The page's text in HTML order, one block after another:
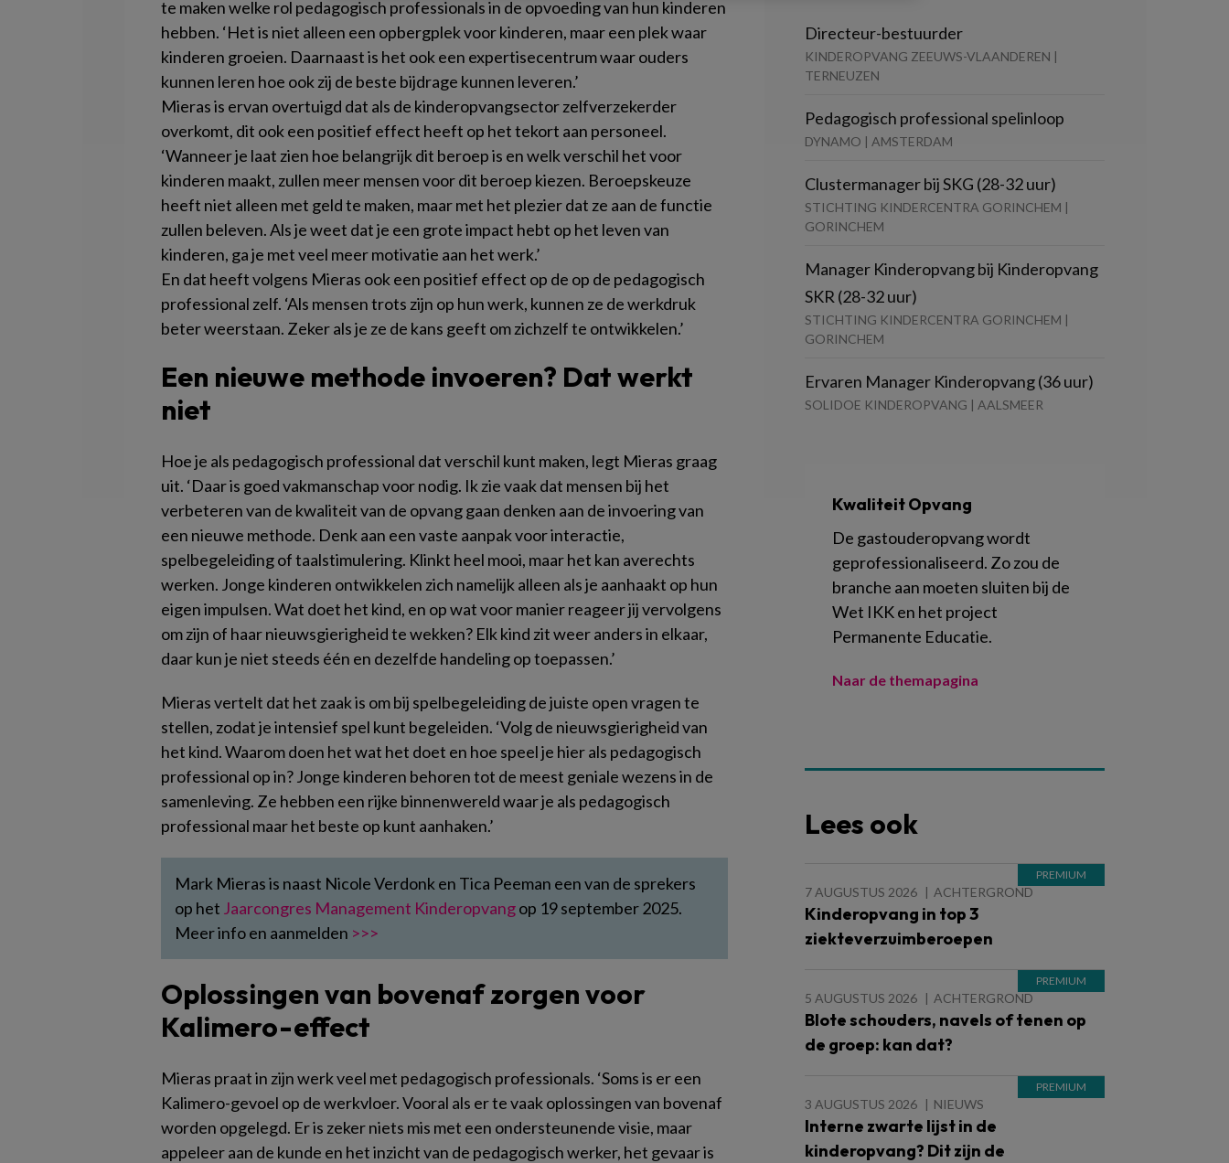
te maken welke rol pedagogisch professionals in de opvoeding van hun kinderen
hebben. ‘Het is niet alleen een opbergplek voor kinderen, maar een plek waar
kinderen groeien. Daarnaast is het ook een expertisecentrum waar ouders
kunnen leren hoe ook zij de beste bijdrage kunnen leveren.’
Mieras is ervan overtuigd dat als de kinderopvangsector zelfverzekerder
overkomt, dit ook een positief effect heeft op het tekort aan personeel.
‘Wanneer je laat zien hoe belangrijk dit beroep is en welk verschil het voor
kinderen maakt, zullen meer mensen voor dit beroep kiezen. Beroepskeuze
heeft niet alleen met geld te maken, maar met het plezier dat ze aan de functie
zullen beleven. Als je weet dat je een grote impact hebt op het leven van
kinderen, ga je met veel meer motivatie aan het werk.’
En dat heeft volgens Mieras ook een positief effect op de op de pedagogisch
professional zelf. ‘Als mensen trots zijn op hun werk, kunnen ze de werkdruk
beter weerstaan. Zeker als je ze de kans geeft om zichzelf te ontwikkelen.’
Een nieuwe methode invoeren? Dat werkt
niet
Hoe je als pedagogisch professional dat verschil kunt maken, legt Mieras graag
uit. ‘Daar is goed vakmanschap voor nodig. Ik zie vaak dat mensen bij het
verbeteren van de kwaliteit van de opvang gaan denken aan de invoering van
een nieuwe methode. Denk aan een vaste aanpak voor interactie,
spelbegeleiding of taalstimulering. Klinkt heel mooi, maar het kan averechts
werken. Jonge kinderen ontwikkelen zich namelijk alleen als je aanhaakt op hun
eigen impulsen. Wat doet het kind, en op wat voor manier reageer jij vervolgens
om zijn of haar nieuwsgierigheid te wekken? Elk kind zit weer anders in elkaar,
daar kun je niet steeds één en dezelfde handeling op toepassen.’
Mieras vertelt dat het zaak is om bij spelbegeleiding de juiste open vragen te
stellen, zodat je intensief spel kunt begeleiden. ‘Volg de nieuwsgierigheid van
het kind. Waarom doen het wat het doet en hoe speel je hier als pedagogisch
professional op in? Jonge kinderen behoren tot de meest geniale wezens in de
samenleving. Ze hebben een rijke binnenwereld waar je als pedagogisch
professional maar het beste op kunt aanhaken.’
Mark Mieras is naast Nicole Verdonk en Tica Peeman een van de sprekers
op het Jaarcongres Management Kinderopvangop 19 september 2025.
Meer info en aanmelden >>>
Oplossingen van bovenaf zorgen voor
Kalimero-effect
Mieras praat in zijn werk veel met pedagogisch professionals. ‘Soms is er een
Kalimero-gevoel op de werkvloer. Vooral als er te vaak oplossingen van bovenaf
worden opgelegd. Er is zeker niets mis met een ondersteunende visie, maar
appeleer aan de kunde en het inzicht van de pedagogisch werker, het gevaar is
Directeur-bestuurder
KINDEROPVANG ZEEUWS-VLAANDEREN |
TERNEUZEN
Pedagogisch professional spelinloop
DYNAMO | AMSTERDAM
Clustermanager bij SKG (28-32 uur)
STICHTING KINDERCENTRA GORINCHEM |
GORINCHEM
Manager Kinderopvang bij Kinderopvang
SKR (28-32 uur)
STICHTING KINDERCENTRA GORINCHEM |
GORINCHEM
Ervaren Manager Kinderopvang (36 uur)
SOLIDOE KINDEROPVANG | AALSMEER
Kwaliteit Opvang
De gastouderopvang wordt
geprofessionaliseerd. Zo zou de
branche aan moeten sluiten bij de
Wet IKK en het project
Permanente Educatie.
Naar de themapagina
Lees ook
7 AUGUSTUS 2026 ACHTERGROND
Kinderopvang in top 3
ziekteverzuimberoepen
5 AUGUSTUS 2026 ACHTERGROND
Blote schouders, navels of tenen op
de groep: kan dat?
3 AUGUSTUS 2026 NIEUWS
Interne zwarte lijst in de
kinderopvang? Dit zijn de